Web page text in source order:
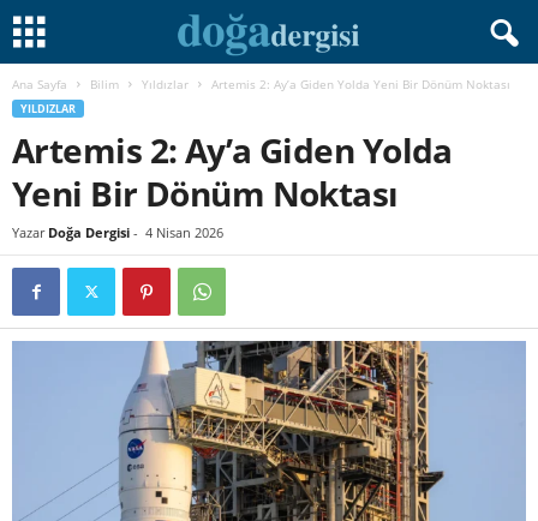
Ana Sayfa Bilim Yıldızlar Artemis 2: Ay’a Giden Yolda Yeni Bir Dönüm Noktası
YILDIZLAR
Artemis 2: Ay’a Giden Yolda
Yeni Bir Dönüm Noktası
Yazar Doğa Dergisi - 4 Nisan 2026